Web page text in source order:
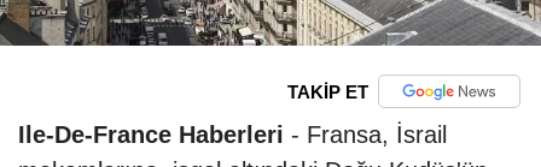
TAKİP ET
Ile-De-France Haberleri - Fransa, İsrail